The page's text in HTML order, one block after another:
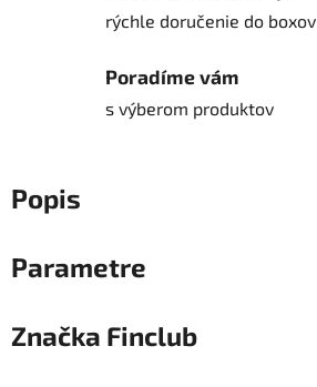
rýchle doručenie do boxov
Poradíme vám
s výberom produktov
Popis
Parametre
Značka Finclub